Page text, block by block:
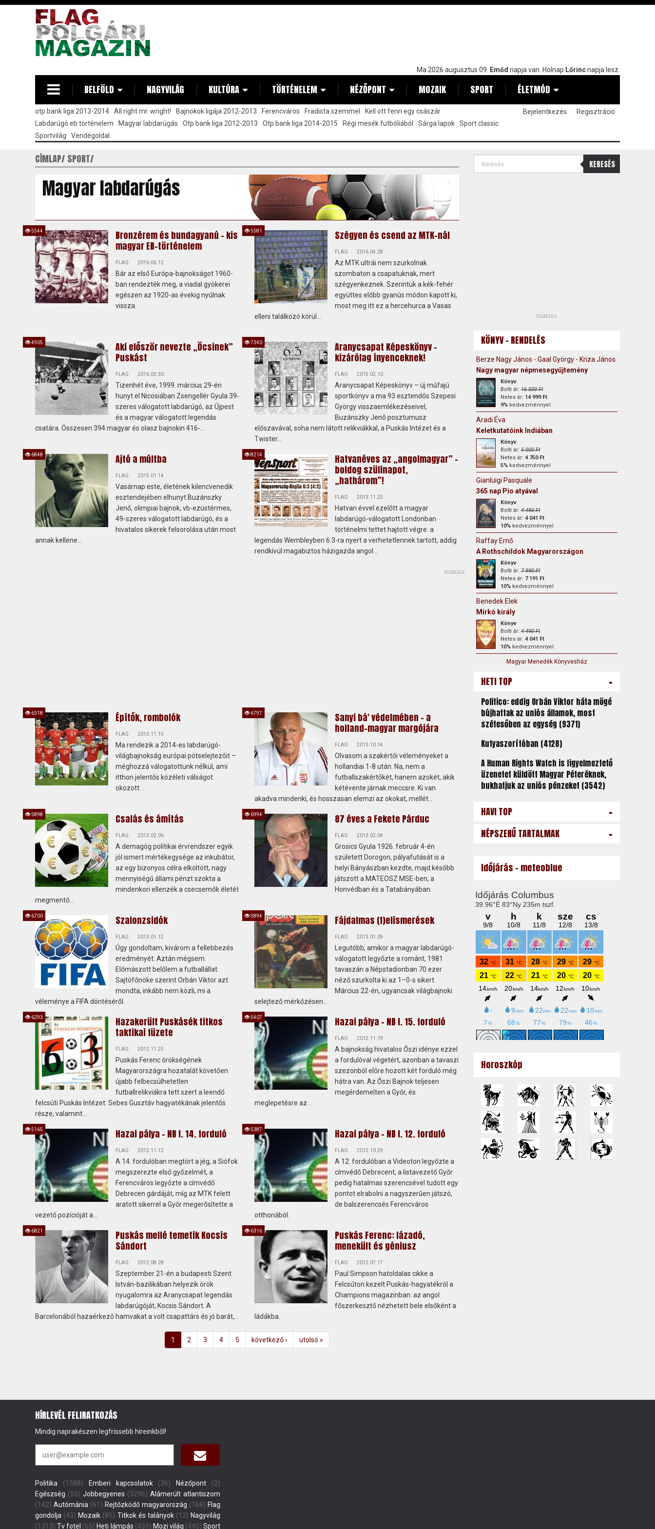
Ma 2026 augusztus 09. Emőd napja van. Holnap Lőrincnapja lesz.
BELFÖLD NAGYVILÁG KULTÚRA TÖRTÉNELEM NÉZŐPONT MOZAIK SPORT ÉLETMÓD
otp bank liga 2013-2014 All right mr. wright! Bajnokok ligája 2012-2013 Ferencváros Fradista szemmel
Kell ott fenn egy császár
Labdarúgó eb történelem
Magyar labdarúgás Otp bank liga 2012-2013 Otp bank liga 2014-2015 Régi mesék futbóliából Sárga lapok
Sport classic
Sportvilág
Vendégoldal
Bejelentkezés Regisztráció
CÍMLAP SPORT
Magyar labdarúgás
Bronzérem és bundagyanú – kis
magyar EB-történelem
FLAG 2016.06.12
Bár az első Európa-bajnokságot 1960-
ban rendezték meg, a viadal gyökerei
egészen az 1920-as évekig nyúlnak
vissza.
5544 Szégyen és csend az MTK-nál
FLAG 2016.04.28
Az MTK ultrái nem szurkolnak
szombaton a csapatuknak, mert
szégyenkeznek. Szerintük a kék-fehér
együttes előbb gyanús módon kapott ki,
most meg itt ez a hercehurca a Vasas
elleni találkozó körül...
5581
Aki először nevezte „Öcsinek”
Puskást
FLAG 2016.03.30
Tizenhét éve, 1999. március 29-én
hunyt el Nicosiában Zsengellér Gyula 39-
szeres válogatott labdarúgó, az Újpest
és a magyar válogatott legendás
csatára. Összesen 394 magyar és olasz bajnokin 416-...
4905
Aranycsapat Képeskönyv –
kizárólag ínyenceknek!
FLAG 2015.02.10
Aranycsapat Képeskönyv – új műfajú
sportkönyv a ma 93 esztendős Szepesi
György visszaemlékezéseivel,
Buzánszky Jenő posztumusz
előszavával, soha nem látott relikviákkal, a Puskás Intézet és a
Twister...
7340
Ajtó a múltba
FLAG 2015.01.14
Vasárnap este, életének kilencvenedik
esztendejében elhunyt Buzánszky
Jenő, olimpiai bajnok, vb-ezüstérmes,
49-szeres válogatott labdarúgó, és a
hivatalos sikerek felsorolása után most
annak kellene...
6848
Hatvanéves az „angolmagyar” -
boldog szülinapot,
„hathárom”!
FLAG 2013.11.25
Hatvan évvel ezelőtt a magyar
labdarúgó-válogatott Londonban
történelmi tettet hajtott végre: a
legendás Wembleyben 6:3-ra nyert a verhetetlennek tartott, addig
rendkívül magabiztos házigazda angol...
8214
hirdetés
Építők, rombolók
FLAG 2013.11.15
Ma rendezik a 2014-es labdarúgó-
világbajnokság európai pótselejtezőit –
méghozzá válogatottunk nélkül, ami
itthon jelentős közéleti válságot
okozott. .
6318
Sanyi bá' védelmében - a
holland-magyar margójára
FLAG 2013.10.14
Olvasom a szakértői véleményeket a
hollandiai 1-8 után. Na, nem a
futballszakértőkét, hanem azokét, akik
kétévente járnak meccsre. Ki van
akadva mindenki, és hosszasan elemzi az okokat, mellét...
6797
Csalás és ámítás
FLAG 2013.02.06
A demagóg politikai érvrendszer egyik
jól ismert mértékegysége az inkubátor,
az egy bizonyos célra elköltött, nagy
mennyiségű állami pénzt szokta a
mindenkori ellenzék a csecsemők életét
megmentő...
5898 87 éves a Fekete Párduc
FLAG 2013.02.04
Grosics Gyula 1926. február 4-én
született Dorogon, pályafutását is a
helyi Bányászban kezdte, majd később
játszott a MATEOSZ MSE-ben, a
Honvédban és a Tatabányában.
6994
Szalonzsidók
FLAG 2013.01.12
Úgy gondoltam, kivárom a fellebbezés
eredményét. Aztán mégsem.
Előmászott belőlem a futballállat.
Sajtófőnöke szerint Orbán Viktor azt
mondta, inkább nem közli, mi a
véleménye a FIFA döntéséről.
6700 Fájdalmas (f)elismerések
FLAG 2013.01.09
Legutóbb, amikor a magyar labdarúgó-
válogatott legyőzte a románt, 1981
tavaszán a Népstadionban 70 ezer
néző szurkolta ki az 1–0-s sikert.
Március 22-én, ugyancsak világbajnoki
selejtező mérkőzésen...
5894
Hazakerült Puskásék titkos
taktikai füzete
FLAG 2012.11.25
Puskás Ferenc örökségének
Magyarországra hozatalát követően
újabb felbecsülhetetlen
futballrelikviákra tett szert a leendő
felcsúti Puskás Intézet: Sebes Gusztáv hagyatékának jelentős
része, valamint...
6293 Hazai pálya - NB I. 15. forduló
FLAG 2012.11.19
A bajnokság hivatalos Őszi idénye ezzel
a fordulóval végetért, azonban a tavaszi
szezonból előre hozott két forduló még
hátra van. Az Őszi Bajnok teljesen
megérdemelten a Győr, és
meglepetésre az...
5407
Hazai pálya - NB I. 14. forduló
FLAG 2012.11.12
A 14. fordulóban megtört a jég, a Siófok
megszerezte első győzelmét, a
Ferencváros legyőzte a címvédő
Debrecen gárdáját, míg az MTK felett
aratott sikerrel a Győr megerősítette a
vezető pozícióját a...
5165 Hazai pálya - NB I. 12. forduló
FLAG 2012.10.29
A 12. fordulóban a Videoton legyőzte a
címvédő Debrecent, a listavezető Győr
pedig hatalmas szerencsével tudott egy
pontot elrabolni a nagyszerűen játszó,
de balszerencsés Ferencváros
otthonából.
5387
Puskás mellé temetik Kocsis
Sándort
FLAG 2012.08.28
Szeptember 21-én a budapesti Szent
István-bazilikában helyezik örök
nyugalomra az Aranycsapat legendás
labdarúgóját, Kocsis Sándort. A
Barcelonából hazaérkező hamvakat a volt csapattárs és jó barát,...
6821
Puskás Ferenc: lázadó,
menekült és géniusz
FLAG 2012.07.17
Paul Simpson hatoldalas cikke a
Felcsúton kezelt Puskás-hagyatékról a
Champions magazinban: az angol
főszerkesztő nézhetett bele elsőként a
ládákba.
6316
1 2 3 4 5 következő › utolsó »
KERESÉS
hirdetés
KÖNYV - RENDELÉS
Berze Nagy János - Gaal György - Kriza János - Arany
Nagy magyar népmesegyűjtemény
Könyv
Bolti ár:16 500 Ft
Netes ár: 14 999 Ft
9%kedvezménnyel
Aradi Éva
Keletkutatóink Indiában
Könyv
Bolti ár:5 000 Ft
Netes ár: 4 750 Ft
5%kedvezménnyel
Gianluigi Pasquale
365 nap Pio atyával
Könyv
Bolti ár:4 490 Ft
Netes ár: 4 041 Ft
10%kedvezménnyel
Raffay Ernő
A Rothschildok Magyarországon
Könyv
Bolti ár:7 990 Ft
Netes ár: 7 191 Ft
10%kedvezménnyel
Benedek Elek
Mirkó király
Könyv
Bolti ár:4 490 Ft
Netes ár: 4 041 Ft
10%kedvezménnyel
Magyar Menedék Könyvesház
HETI TOP -
Politico: eddig Orbán Viktor háta mögé
bújhattak az uniós államok, most
szétesőben az egység (9371)
Kutyaszorítóban (4128)
A Human Rights Watch is figyelmeztető
üzenetet küldött Magyar Péteréknek,
bukhatjuk az uniós pénzeket (3542)
HAVI TOP -
NÉPSZERŰ TARTALMAK -
Időjárás - meteoblue
Horoszkóp
HÍRLEVÉL FELIRATKOZÁS
Mindig naprakészen legfrissebb híreinkből!
Politika (1588) Emberi kapcsolatok(36) Nézőpont (2)
Egészség (50) Jobbegyenes (3296) Alámerült atlantiszom
(142) Autómánia (61) Rejtőzködő magyarország (168) Flag
gondolja (43) Mozaik (85) Titkok és talányok(12) Nagyvilág
(1313) Tv fotel (65) Heti lámpás (459) Mozi világ (440) Sport